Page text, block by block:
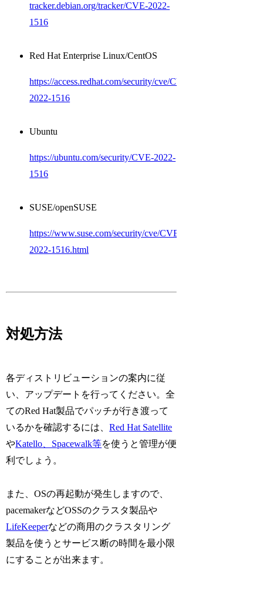
tracker.debian.org/tracker/CVE-2022-
1516
Red Hat Enterprise Linux/CentOS
https://access.redhat.com/security/cve/CVE-
2022-1516
Ubuntu
https://ubuntu.com/security/CVE-2022-
1516
SUSE/openSUSE
https://www.suse.com/security/cve/CVE-
2022-1516.html
対処方法
各ディストリビューションの案内に従
い、アップデートを行ってください。全
てのRed Hat製品でパッチが行き渡って
いるかを確認するには、Red Hat Satellite
やKatello、Spacewalk等を使うと管理が便
利でしょう。
また、OSの再起動が発生しますので、
pacemakerなどOSSのクラスタ製品や
LifeKeeperなどの商用のクラスタリング
製品を使うとサービス断の時間を最小限
にすることが出来ます。